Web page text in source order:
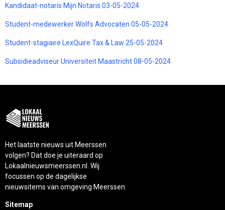
Kandidaat-notaris Mijn Notaris 03-05-2024
Student-medewerker Wolfs Advocaten 05-05-2024
Student-stagiaire LexQuire Tax & Law 25-05-2024
Subsidieadviseur Universiteit Maastricht 08-05-2024
Het laatste nieuws uit Meerssen
volgen? Dat doe je uiteraard op
Lokaalnieuwsmeerssen.nl. Wij
focussen op de dagelijkse
nieuwsitems van omgeving Meerssen.
Sitemap